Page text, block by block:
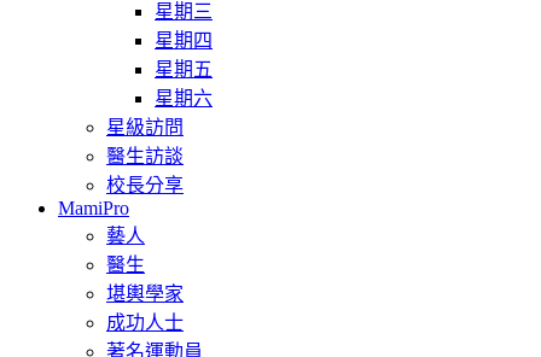
星期三
星期四
星期五
星期六
星級訪問
醫生訪談
校長分享
MamiPro
藝人
醫生
堪輿學家
成功人士
著名運動員